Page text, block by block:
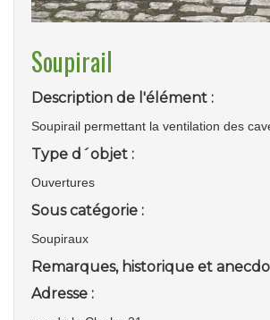
Soupirail
Description de l'élément :
Soupirail permettant la ventilation des
Type d´objet :
Ouvertures
Sous catégorie :
Soupiraux
Remarques, historique et
Adresse :